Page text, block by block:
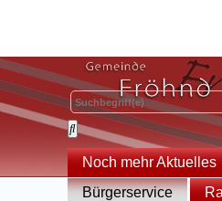
Noch mehr Aktuelles
Bürgerservice